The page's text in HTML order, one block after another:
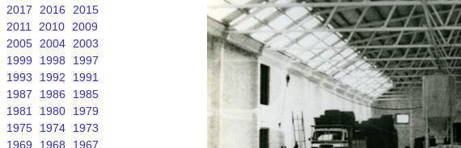
2017 2016
2015
2011 2010
2009
2005 2004
2003
1999 1998
1997
1993 1992
1991
1987 1986
1985
1981 1980
1979
1975 1974
1973
1969 1968
1967